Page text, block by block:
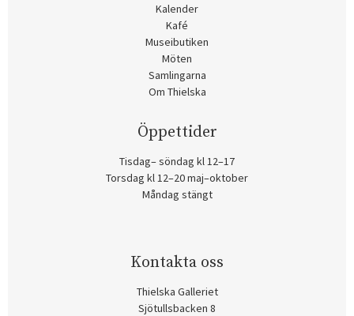
Kalender
Kafé
Museibutiken
Möten
Samlingarna
Om Thielska
Öppettider
Tisdag– söndag kl 12–17
Torsdag kl 12–20 maj–oktober
Måndag stängt
Kontakta oss
Thielska Galleriet
Sjötullsbacken 8